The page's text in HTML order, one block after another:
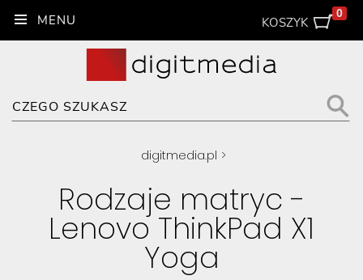
KOSZYK
0
digitmedia.pl >
Rodzaje matryc -
Lenovo ThinkPad X1
Yoga